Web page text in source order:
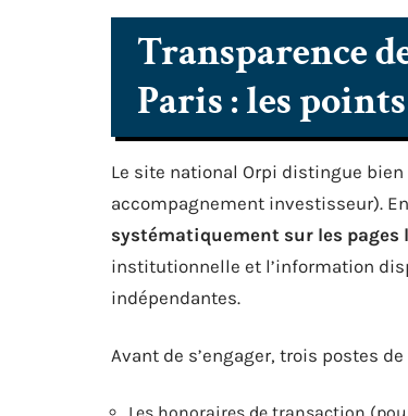
Transparence
Paris : les
Le site national Orpi distingue
accompagnement investisseur).
systématiquement sur les pages
institutionnelle et l’information
indépendantes.
Avant de s’engager, trois postes